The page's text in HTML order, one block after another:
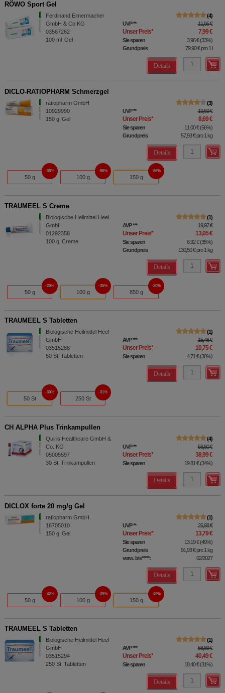
RÖWO Sport Gel
Ferdinand Eimermacher
GmbH & Co.KG
03567262
100 ml Gel
4
UVP** 11,95 €
Unser Preis* 7,99 €
Sie sparen 3,96 €(33%)
Grundpreis
79,90 €pro 1 l
Details
DICLO-RATIOPHARM Schmerzgel
ratiopharm GmbH
10929990
150 g Gel
3
UVP** 19,69 €
Unser Preis* 8,69 €
Sie sparen 11,00 €(56%)
Grundpreis
57,93 €pro 1 kg
Details
50 g
38%
100 g
55%
150 g
56%
TRAUMEEL S Creme
Biologische Heilmittel Heel
GmbH
01292358
100 g Creme
1
AVP*** 19,97 €
Unser Preis* 13,05 €
Sie sparen 6,92 €(35%)
Grundpreis
130,50 €pro 1 kg
Details
50 g
20%
100 g
35%
850 g
20%
TRAUMEEL S Tabletten
Biologische Heilmittel Heel
GmbH
03515288
50 St Tabletten
1
AVP*** 15,46 €
Unser Preis* 10,75 €
Sie sparen 4,71 €(30%)
Details
50 St
30%
250 St
31%
CH ALPHA Plus Trinkampullen
Quiris Healthcare GmbH &
Co. KG
05005597
30 St Trinkampullen
4
UVP** 58,80 €
Unser Preis* 38,99 €
Sie sparen 19,81 €(34%)
Details
DICLOX forte 20 mg/g Gel
ratiopharm GmbH
16705010
150 g Gel
1
UVP** 26,98 €
Unser Preis* 13,79 €
Sie sparen 13,19 €(49%)
Grundpreis
91,93 €pro 1 kg
verw. bis*****:
02/2027
Details
50 g
42%
100 g
39%
150 g
49%
TRAUMEEL S Tabletten
Biologische Heilmittel Heel
GmbH
03515294
250 St Tabletten
1
AVP*** 58,89 €
Unser Preis* 40,49 €
Sie sparen 18,40 €(31%)
Details